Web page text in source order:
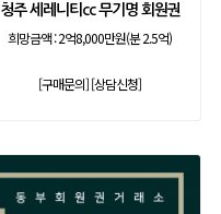
청주 세레니티cc 무기명 회원권
희망금액 :2억8,000만원(분 2.5억)
[구매문의][상담신청]